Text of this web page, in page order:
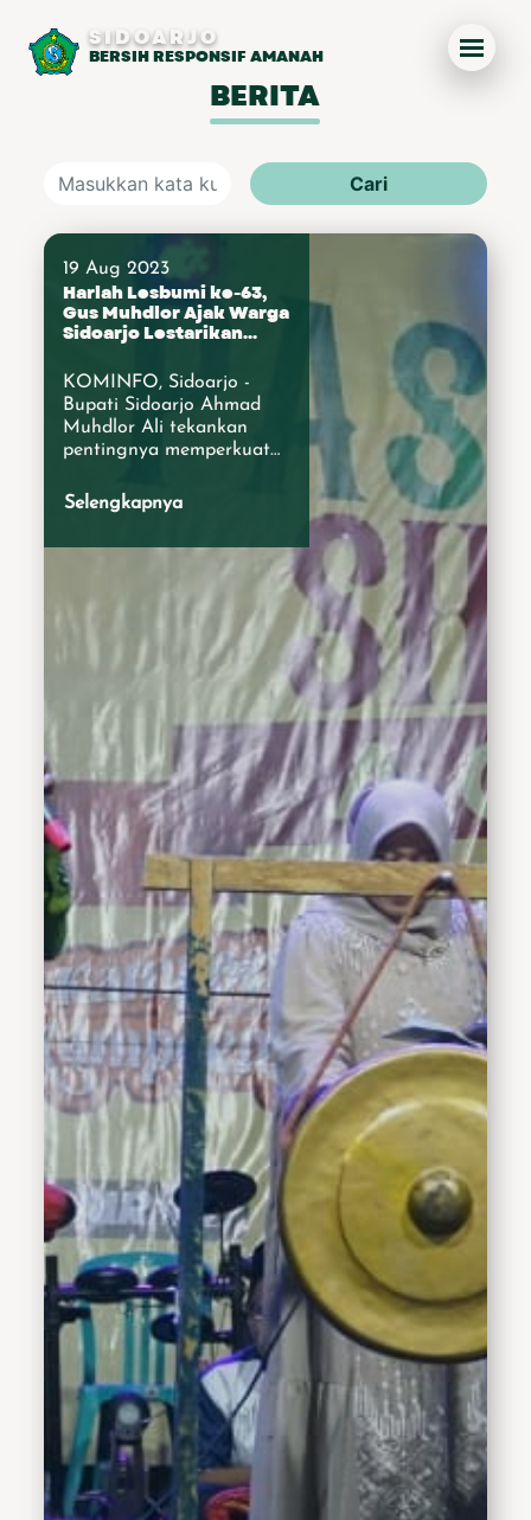
SIDOARJO
BERSIH RESPONSIF AMANAH
BERITA
Cari
19 Aug 2023
Harlah Lesbumi ke-63,
Gus Muhdlor Ajak Warga
Sidoarjo Lestarikan
KOMINFO, Sidoarjo -
Bupati Sidoarjo Ahmad
Muhdlor Ali tekankan
pentingnya memperkuat
budaya lokal dan kesenian
sebab dengan cara itu,
mempengaruhi kehidupan
suatu daerah, karena
budaya berkaitan dengan
peranan masyarakat
khususnya di Kabupaten
Sidoarjo. Suatu wilayah
harus dibangun dengan
tidak meninggalkan
budayanya," ucapnya di
sela-sela Harlah Lembaga
Seni Budaya Muslimin
Indonesia (Lesbumi) di
Kabupaten Sidoarjo ke-63
di Alun-alun Sidoarjo pada
Sabtu Malam, (19/8/2023).
Gus Muhdlor, Bupati
muda lulusan Fisip
Universitas Airlangga
tersebut juga
menggarisbawahi
pentingnya pemahaman
yang lebih mendalam
terhadap nilai-nilai
budaya Islam di Sidoarjo.
"Melalui perayaan harlah
Lesbumi ini, kita semua
perlu melestarikan dan
mengembangkan seni di
kehidupan masyarakat.
Untuk itu, kebudayaan
mesti diwujudkan ke
dalam perilaku yang
konkret agar dapat
memberikan dampak yang
berarti bagi kehidupan,"
jelasnya. Ia juga berharap
seiring dengan kemajuan
zaman dan teknologi tidak
akan membuat manusia
meninggalkan dan
Selengkapnya